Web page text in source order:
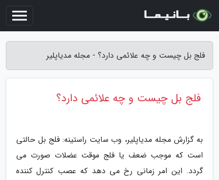
فلج بل چیست و چه علائمی دارد؟ - مجله مدیاپلیر
فلج بل چیست و چه علائمی دارد؟
به گزارش مجله مدیاپلیر، وب سایت راستینه: فلج بل حالتی
است که موجب ضعف یا فلج موقت عضلات صورت می
گردد. این امر زمانی رخ می دهد که عصب کنترل کننده